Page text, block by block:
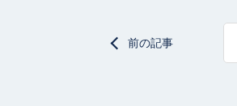
前の記事